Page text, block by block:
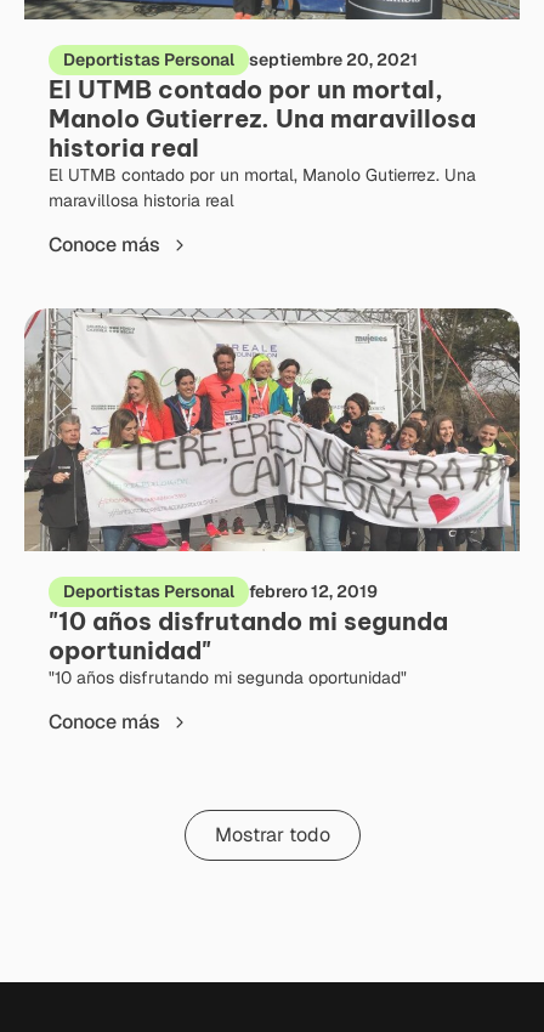
Deportistas Personal septiembre 20, 2021
El UTMB contado por un mortal,
Manolo Gutierrez. Una maravillosa
historia real
El UTMB contado por un mortal, Manolo Gutierrez. Una
maravillosa historia real
Conoce más
Deportistas Personal febrero 12, 2019
"10 años disfrutando mi segunda
oportunidad"
"10 años disfrutando mi segunda oportunidad"
Conoce más
Mostrar todo